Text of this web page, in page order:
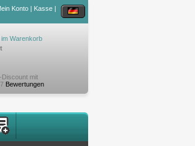
Konto | Kasse |
im Warenkorb
Discount mit
Bewertungen